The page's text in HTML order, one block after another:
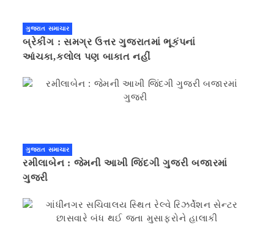
ગુજરાત સમાચાર
બ્રેકીંગ : સમગ્ર ઉત્તર ગુજરાતમાં ભૂકંપનાં
આંચકા,કલોલ પણ બાકાત નહીં
ગુજરાત સમાચાર
રમીલાબેન : જેમની આખી જિંદગી ગુજરી બજારમાં
ગુજરી